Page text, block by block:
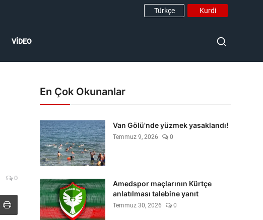
Türkçe Kurdi
VIDEO
0
En Çok Okunanlar
Van Gölü'nde yüzmek yasaklandı!
Temmuz 9, 2026 0
Amedspor maçlarının Kürtçe
anlatılması talebine yanıt
Temmuz 30, 2026 0